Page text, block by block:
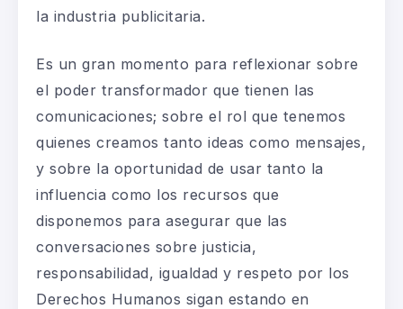
la industria publicitaria.
Es un gran momento para reflexionar sobre
el poder transformador que tienen las
comunicaciones; sobre el rol que tenemos
quienes creamos tanto ideas como mensajes,
y sobre la oportunidad de usar tanto la
influencia como los recursos que
disponemos para asegurar que las
conversaciones sobre justicia,
responsabilidad, igualdad y respeto por los
Derechos Humanos sigan estando en